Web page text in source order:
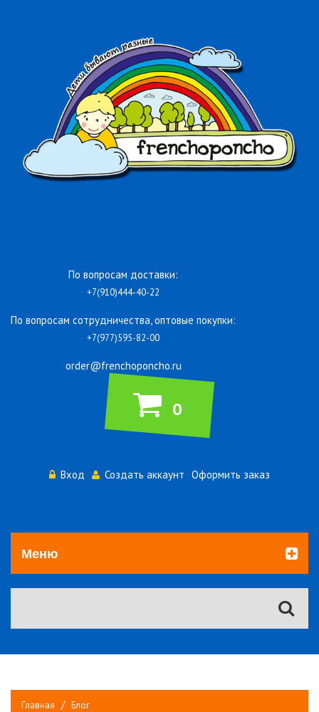
По вопросам доставки:
+7(910)444-40-22
По вопросам сотрудничества, оптовые покупки:
+7(977)595-82-00
order@frenchoponcho.ru
0
Вход Создать аккаунт Оформить заказ
Меню
Главная Блог